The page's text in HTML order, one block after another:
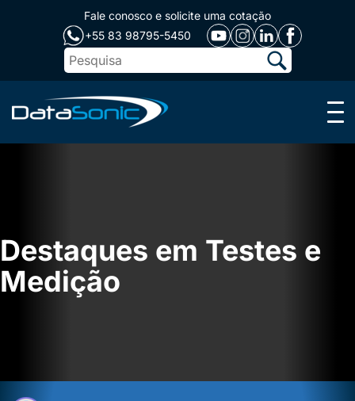
Fale conosco e solicite uma cotação
+55 83 98795-5450
Menu
Destaques em Testes e
Medição